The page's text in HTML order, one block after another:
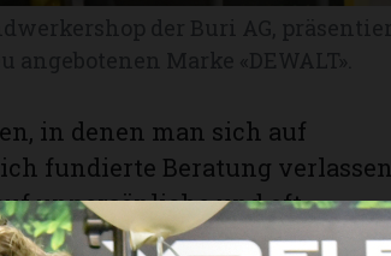
in denen man sich auf
fundierte Beratung verlassen
unpersönliche und oft
Internet. Auch der gross